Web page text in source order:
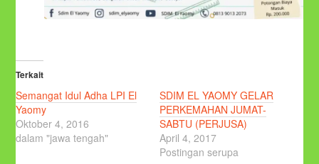
Terkait
Semangat Idul Adha LPI El
Yaomy
Oktober 4, 2016
dalam "jawa tengah"
SDIM EL YAOMY GELAR
PERKEMAHAN JUMAT-
SABTU (PERJUSA)
April 4, 2017
Postingan serupa